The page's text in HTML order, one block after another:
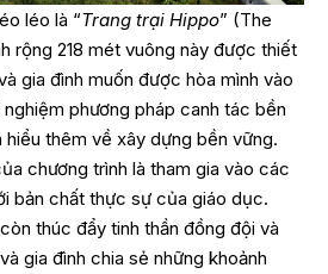
léo là “Trang trại Hippo” (The
rộng 218 mét vuông này được thiết
gia đình muốn được hòa mình vào
phương pháp canh tác bền
thêm về xây dựng bền vững.
chương trình là tham gia vào các
bản chất thực sự của giáo dục.
thúc đẩy tinh thần đồng đội và
gia đình chia sẻ những khoảnh